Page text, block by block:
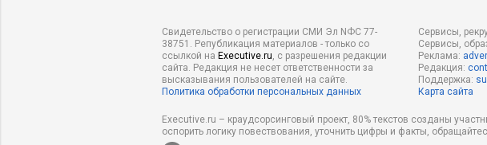
Свидетельство о регистрации СМИ Эл NФС 77-
38751. Републикация материалов - только со
ссылкой на Executive.ru, с разрешения редакции
сайта. Редакция не несет ответственности за
высказывания пользователей на сайте.
Политика обработки персональных данных
Сервисы,
Сервисы,
Реклама:
Редакция:
Поддержка:
Карта сайта
Executive.ru – краудсорсинговый проект, 80% текстов созданы
оспорить логику повествования, уточнить цифры и факты,